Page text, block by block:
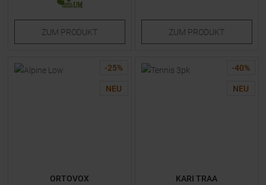
ZUM PRODUKT ZUM PRODUKT
-25%
NEU
ORTOVOX
-40%
NEU
KARI TRAA